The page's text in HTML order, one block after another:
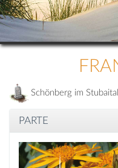
Schönberg im
PARTE